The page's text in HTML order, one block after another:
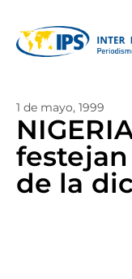
1 de mayo, 1999
de la